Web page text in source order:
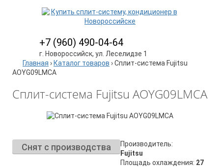
+7 (960) 490-04-64
г. Новороссийск, ул. Леселидзе 1
Главная › Каталог товаров ›Сплит-система Fujitsu
AOYG09LMCA
Сплит-система Fujitsu AOYG09LMCA
Снят с производства
Производитель:
Fujitsu
Площадь охлаждения: 27